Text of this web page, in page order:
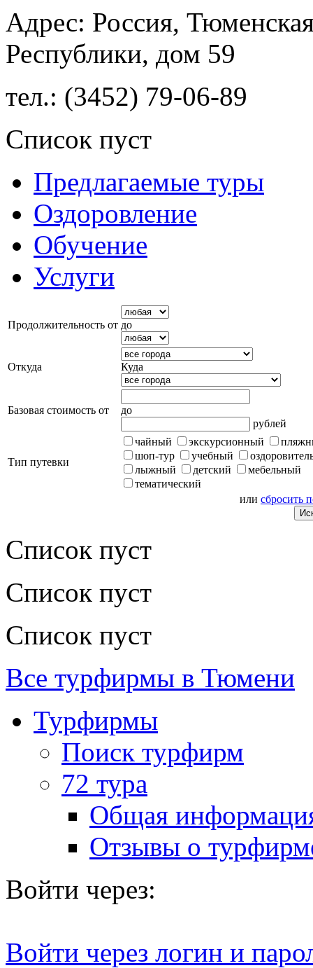
Адрес: Россия,
Республики, дом 59
тел.: (3452) 79-06-89
Список пуст
Предлагаемые туры
Оздоровление
Обучение
Услуги
Продолжительность от до
Откуда Куда
Базовая стоимость от
до
рублей
Тип путевки
чайный экскурсионный
шоп-тур
учебный
лыжный
детский
мебельный
тематический
или сбросить
Список пуст
Список пуст
Список пуст
Все турфирмы в Тюмени
Турфирмы
Поиск турфирм
72 тура
Общая
Отзывы о
Войти через:
Войти через логин и